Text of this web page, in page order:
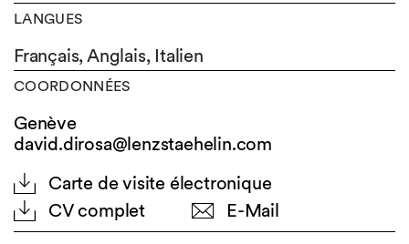
LANGUES
Français,Anglais, Italien
COORDONNÉES
Genève
david.dirosa@lenzstaehelin.com
Carte de visite électronique
CV complet
E-Mail